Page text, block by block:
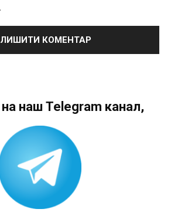
наш Telegram канал,